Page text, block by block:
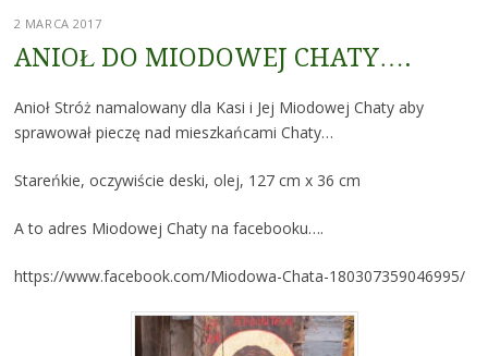
2 MARCA 2017
ANIOŁ DO MIODOWEJ CHATY….
Anioł Stróż namalowany dla Kasi i Jej Miodowej Chaty aby
sprawował pieczę nad mieszkańcami Chaty…
Stareńkie, oczywiście deski, olej, 127 cm x 36 cm
A to adres Miodowej Chaty na facebooku….
https://www.facebook.com/Miodowa-Chata-180307359046995/